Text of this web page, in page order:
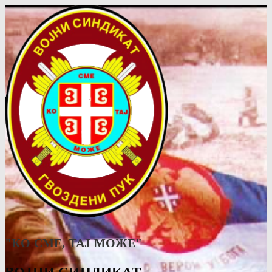
"КО СМЕ, ТАJ МОЖЕ"